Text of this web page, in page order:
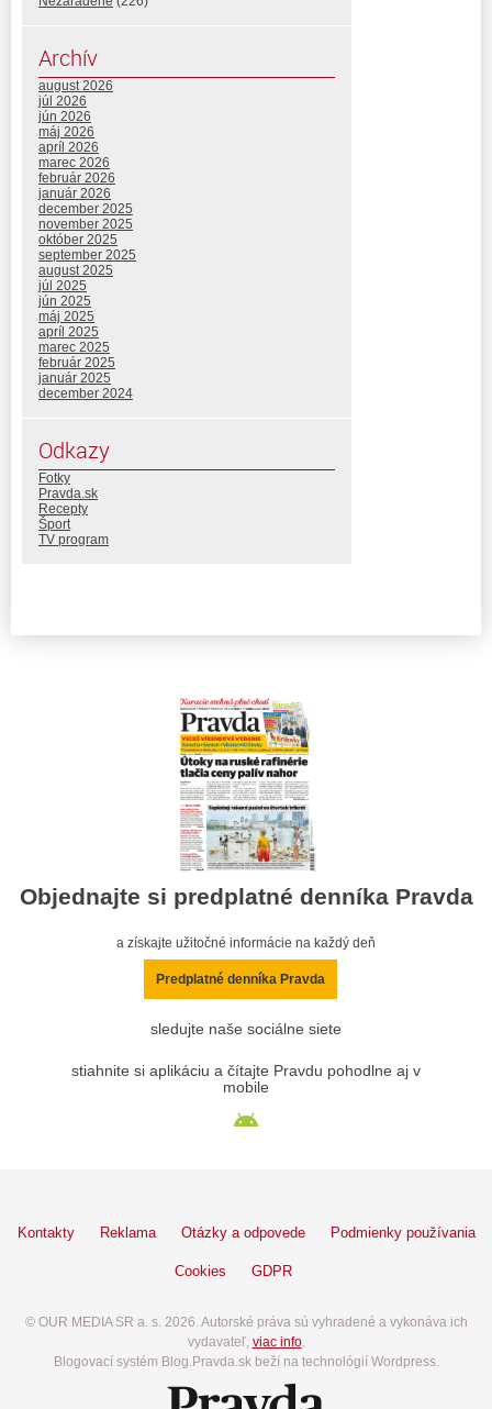
Archív
august 2026
júl 2026
jún 2026
máj 2026
apríl 2026
marec 2026
február 2026
január 2026
december 2025
november 2025
október 2025
september 2025
august 2025
júl 2025
jún 2025
máj 2025
apríl 2025
marec 2025
február 2025
január 2025
december 2024
Odkazy
Fotky
Pravda.sk
Recepty
Šport
TV program
Objednajte si predplatné denníka Pravda
a získajte užitočné informácie na každý deň
Predplatné denníka Pravda
sledujte naše sociálne siete
stiahnite si aplikáciu a čítajte Pravdu pohodlne aj v
mobile
Kontakty Reklama Otázky a odpovede Podmienky používania
Cookies GDPR
© OUR MEDIA SR a. s. 2026. Autorské práva sú vyhradené a vykonáva ich
vydavateľ, viac info.
Blogovací systém Blog.Pravda.sk beží na technológií Wordpress.